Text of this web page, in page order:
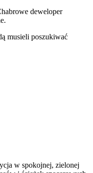
deweloper
.
musieli poszukiwać
w spokojnej, zielonej